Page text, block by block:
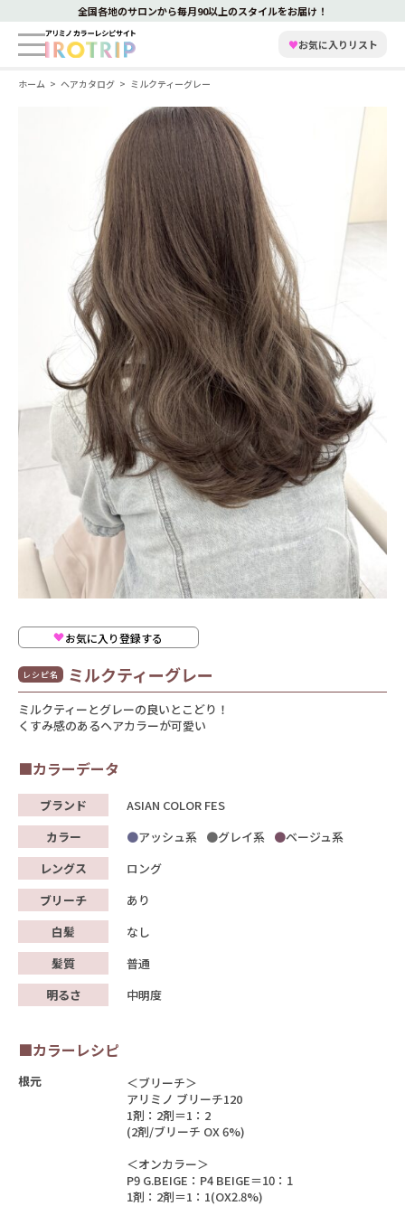
全国各地のサロンから毎月90以上のスタイルをお届け！
♥お気に入りリスト
ホーム ヘアカタログ ミルクティーグレー
お気に入り登録する
レシピ名 ミルクティーグレー
ミルクティーとグレーの良いとこどり！
くすみ感のあるヘアカラーが可愛い
■カラーデータ
ブランド
ASIAN COLOR FES
カラー
アッシュ系 グレイ系
ベージュ系
レングス
ロング
ブリーチ
あり
白髪
なし
髪質
普通
明るさ
中明度
■カラーレシピ
根元
＜ブリーチ＞
アリミノ ブリーチ120
1剤：2剤＝1：2
(2剤/ブリーチ OX 6%)
＜オンカラー＞
P9 G.BEIGE：P4 BEIGE＝10：1
1剤：2剤＝1：1(OX2.8%)